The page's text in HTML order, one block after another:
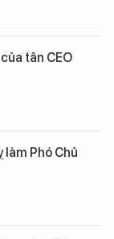
tân CEO
làm Phó Chủ